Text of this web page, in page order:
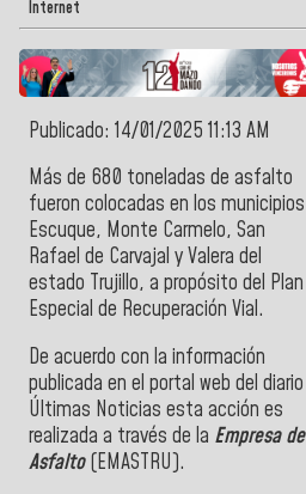
Internet
Publicado: 14/01/2025 11:13 AM
Más de 680 toneladas de asfalto
fueron colocadas en los municipios
Escuque, Monte Carmelo, San
Rafael de Carvajal y Valera del
estado Trujillo, a propósito del Plan
Especial de Recuperación Vial.
De acuerdo con la información
publicada en el portal web del diario
Últimas Noticias esta acción es
realizada a través de la Empresa de
Asfalto(EMASTRU).